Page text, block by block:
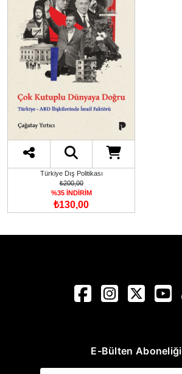
Türkiye Dış Politikası
₺200,00
%35 İNDİRİM
₺130,00
E-Bülten Aboneliği